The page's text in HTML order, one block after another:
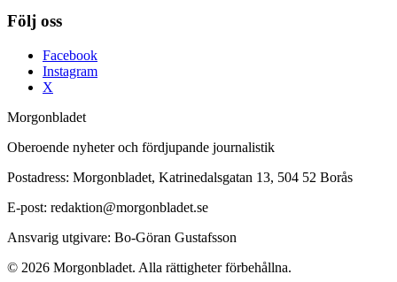
Följ oss
Facebook
Instagram
X
Morgonbladet
Oberoende nyheter och fördjupande journalistik
Postadress: Morgonbladet, Katrinedalsgatan 13, 504 52 Borås
E-post: redaktion@morgonbladet.se
Ansvarig utgivare: Bo-Göran Gustafsson
© 2026 Morgonbladet. Alla rättigheter förbehållna.